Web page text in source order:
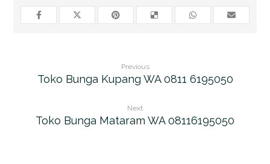
Previous
Toko Bunga Kupang WA 0811 6195050
Next
Toko Bunga Mataram WA 08116195050